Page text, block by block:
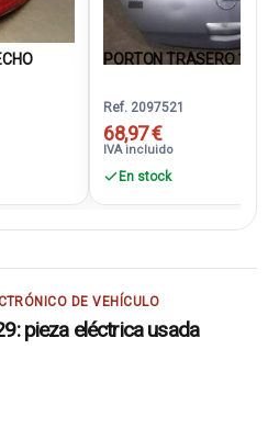
PORTON TRASERO
Ref. 2097521
68,97 €
IVA incluido
En stock
DE VEHÍCULO
pieza eléctrica usada